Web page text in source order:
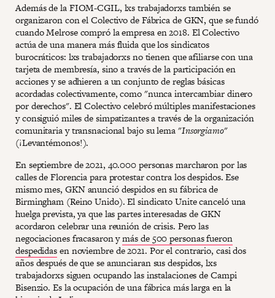
Además de la FIOM-CGIL, lxs trabajadorxs también se
organizaron con el Colectivo de Fábrica de GKN, que se fundó
cuando Melrose compró la empresa en 2018. El Colectivo
actúa de una manera más fluida que los sindicatos
burocráticos: lxs trabajadorxs no tienen que afiliarse con una
tarjeta de membresía, sino a través de la participación en
acciones y se adhieren a un conjunto de reglas básicas
acordadas colectivamente, como "nunca intercambiar dinero
por derechos". El Colectivo celebró múltiples manifestaciones
y consiguió miles de simpatizantes a través de la organización
comunitaria y transnacional bajo su lema "Insorgiamo"
(¡Levantémonos!).
En septiembre de 2021, 40.000 personas marcharon por las
calles de Florencia para protestar contra los despidos. Ese
mismo mes, GKN anunció despidos en su fábrica de
Birmingham (Reino Unido). El sindicato Unite canceló una
huelga prevista, ya que las partes interesadas de GKN
acordaron celebrar una reunión de crisis. Pero las
negociaciones fracasaron ymás de 500 personas fueron
despedidasen noviembre de 2021. Por el contrario, casi dos
años después de que se anunciaran sus despidos, lxs
trabajadorxs siguen ocupando las instalaciones de Campi
Bisenzio. Es la ocupación de una fábrica más larga en la